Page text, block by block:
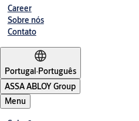
Career
Sobre nós
Contato
Portugal·Português
ASSA ABLOY Group
Menu